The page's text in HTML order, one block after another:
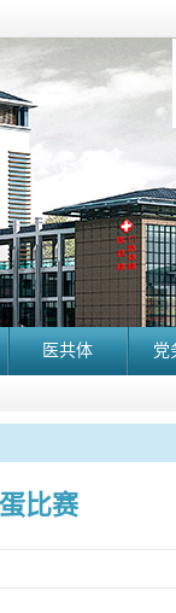
医共体 党
长
比赛